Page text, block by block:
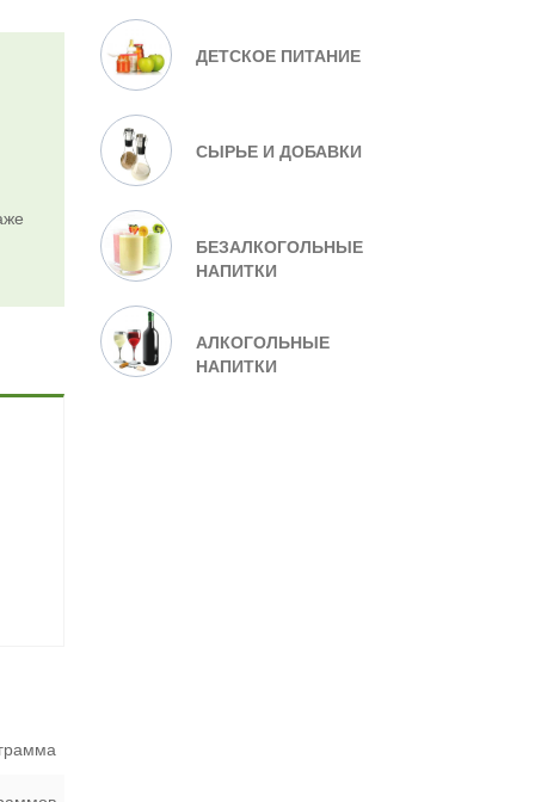
ДЕТСКОЕ ПИТАНИЕ
СЫРЬЕ И ДОБАВКИ
БЕЗАЛКОГОЛЬНЫЕ
НАПИТКИ
АЛКОГОЛЬНЫЕ
НАПИТКИ